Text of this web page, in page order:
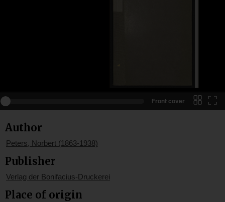
Front cover
Author
Peters, Norbert (1863-1938)
Publisher
Verlag der Bonifacius-Druckerei
Place of origin